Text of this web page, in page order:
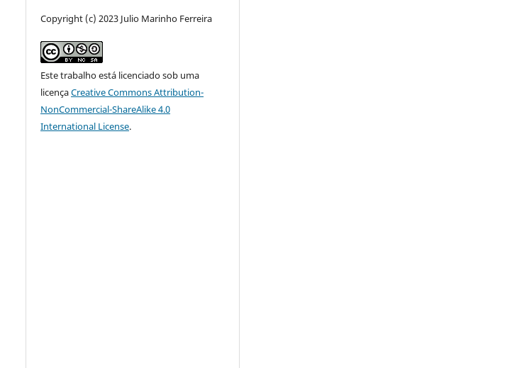
Copyright (c) 2023 Julio Marinho Ferreira
Este trabalho está licenciado sob uma
licençaCreative Commons Attribution-
NonCommercial-ShareAlike 4.0
International License.